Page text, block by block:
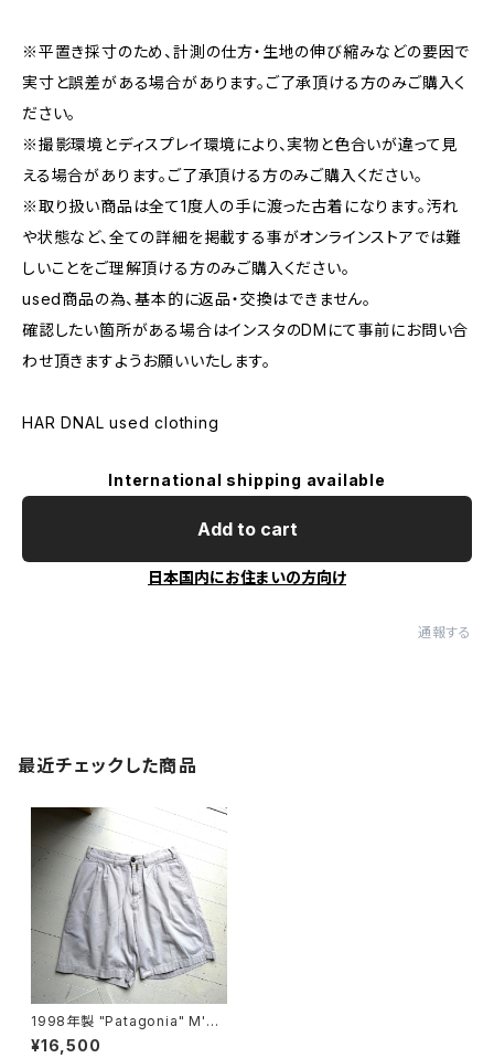
※平置き採寸のため、計測の仕方・生地の伸び縮みなどの要因で
実寸と誤差がある場合があります。ご了承頂ける方のみご購入く
ださい。
※撮影環境とディスプレイ環境により、実物と色合いが違って見
える場合があります。ご了承頂ける方のみご購入ください。
※取り扱い商品は全て1度人の手に渡った古着になります。汚れ
や状態など、全ての詳細を掲載する事がオンラインストアでは難
しいことをご理解頂ける方のみご購入ください。
used商品の為、基本的に返品・交換はできません。
確認したい箇所がある場合はインスタのDMにて事前にお問い合
わせ頂きますようお願いいたします。
HAR DNAL used clothing
International shipping available
Add to cart
日本国内にお住まいの方向け
通報する
最近チェックした商品
1998年製 "Patagonia" M's
Pleated Twill Shorts
¥16,500